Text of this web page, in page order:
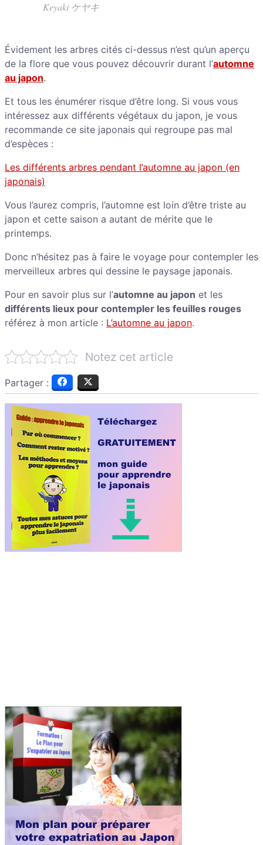
Keyaki ケヤキ
Évidement les arbres cités ci-dessus n’est qu’un aperçu
de la flore que vous pouvez découvrir durant l’automne
au japon.
Et tous les énumérer risque d’être long. Si vous vous
intéressez aux différents végétaux du japon, je vous
recommande ce site japonais qui regroupe pas mal
d’espèces :
Les différents arbres pendant l’automne au japon (en
japonais)
Vous l’aurez compris, l’automne est loin d’être triste au
japon et cette saison a autant de mérite que le
printemps.
Donc n’hésitez pas à faire le voyage pour contempler les
merveilleux arbres qui dessine le paysage japonais.
Pour en savoir plus sur l’automne au japon et les
différents lieux pour contempler les feuilles rouges
référez à mon article : L’automne au japon.
Notez cet article
Partager :